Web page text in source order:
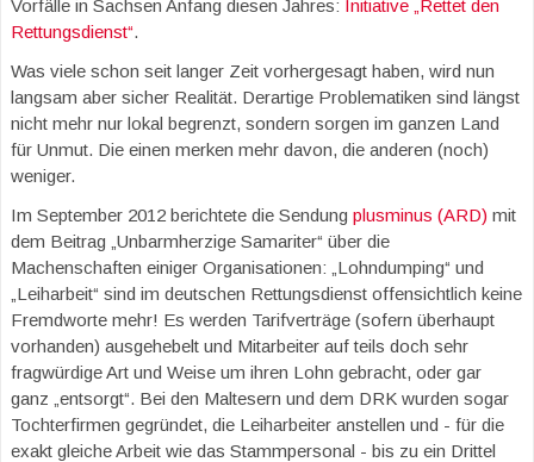
Vorfälle in Sachsen Anfang diesen Jahres: Initiative „Rettet den
Rettungsdienst“.
Was viele schon seit langer Zeit vorhergesagt haben, wird nun
langsam aber sicher Realität. Derartige Problematiken sind längst
nicht mehr nur lokal begrenzt, sondern sorgen im ganzen Land
für Unmut. Die einen merken mehr davon, die anderen (noch)
weniger.
Im September 2012 berichtete die Sendung plusminus (ARD) mit
dem Beitrag „Unbarmherzige Samariter“ über die
Machenschaften einiger Organisationen: „Lohndumping“ und
„Leiharbeit“ sind im deutschen Rettungsdienst offensichtlich keine
Fremdworte mehr! Es werden Tarifverträge (sofern überhaupt
vorhanden) ausgehebelt und Mitarbeiter auf teils doch sehr
fragwürdige Art und Weise um ihren Lohn gebracht, oder gar
ganz „entsorgt“. Bei den Maltesern und dem DRK wurden sogar
Tochterfirmen gegründet, die Leiharbeiter anstellen und - für die
exakt gleiche Arbeit wie das Stammpersonal - bis zu ein Drittel